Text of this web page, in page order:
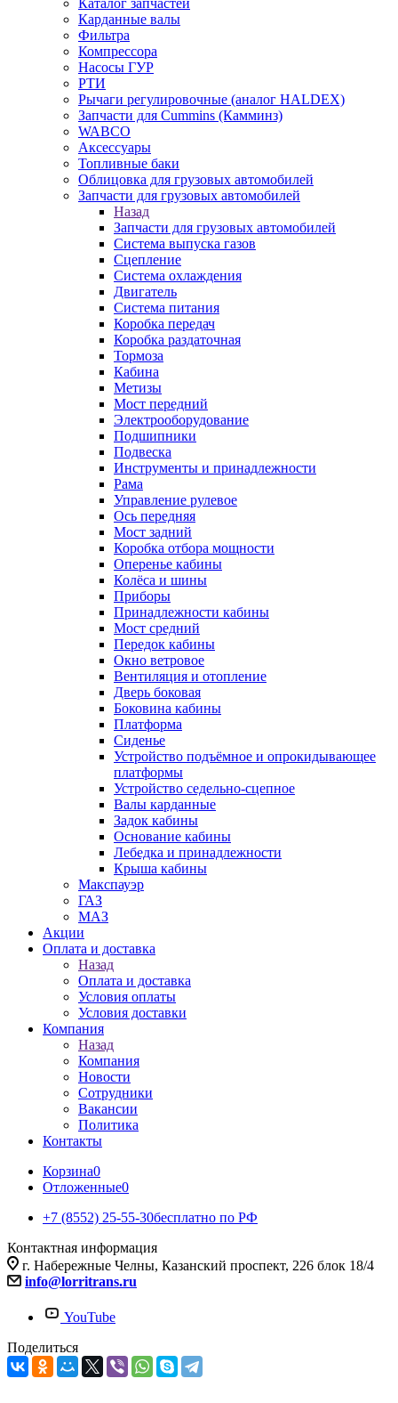
Каталог запчастей
Карданные валы
Фильтра
Компрессора
Насосы ГУР
РТИ
Рычаги регулировочные (аналог HALDEX)
Запчасти для Cummins (Камминз)
WABCO
Аксессуары
Топливные баки
Облицовка для грузовых автомобилей
Запчасти для грузовых автомобилей
Назад
Запчасти для грузовых автомобилей
Система выпуска газов
Сцепление
Система охлаждения
Двигатель
Система питания
Коробка передач
Коробка раздаточная
Тормоза
Кабина
Метизы
Мост передний
Электрооборудование
Подшипники
Подвеска
Инструменты и принадлежности
Рама
Управление рулевое
Ось передняя
Мост задний
Коробка отбора мощности
Оперенье кабины
Колёса и шины
Приборы
Принадлежности кабины
Мост средний
Передок кабины
Окно ветровое
Вентиляция и отопление
Дверь боковая
Боковина кабины
Платформа
Сиденье
Устройство подъёмное и опрокидывающее
платформы
Устройство седельно-сцепное
Валы карданные
Задок кабины
Основание кабины
Лебедка и принадлежности
Крыша кабины
Макспауэр
ГАЗ
МАЗ
Акции
Оплата и доставка
Назад
Оплата и доставка
Условия оплаты
Условия доставки
Компания
Назад
Компания
Новости
Сотрудники
Вакансии
Политика
Контакты
Корзина0
Отложенные0
+7 (8552) 25-55-30бесплатно по РФ
Контактная информация
г. Набережные Челны, Казанский проспект, 226 блок 18/4
info@lorritrans.ru
YouTube
Поделиться